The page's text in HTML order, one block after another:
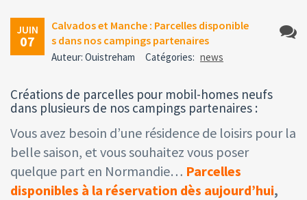
JUIN
07
Calvados et Manche : Parcelles disponible
s dans nos campings partenaires
Auteur: Ouistreham Catégories: news
Créations de parcelles pour mobil-homes neufs
dans plusieurs de nos campings partenaires :
Vous avez besoin d’une résidence de loisirs pour la
belle saison, et vous souhaitez vous poser
quelque part en Normandie… Parcelles
disponibles à la réservation dès aujourd’hui,